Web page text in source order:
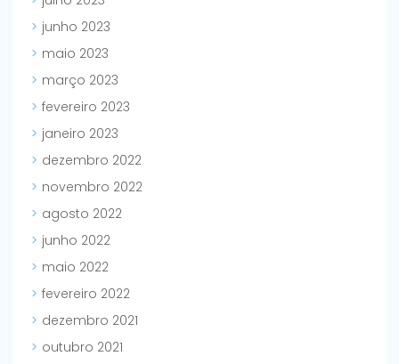
junho 2023
maio 2023
março 2023
fevereiro 2023
janeiro 2023
dezembro 2022
novembro 2022
agosto 2022
junho 2022
maio 2022
fevereiro 2022
dezembro 2021
outubro 2021